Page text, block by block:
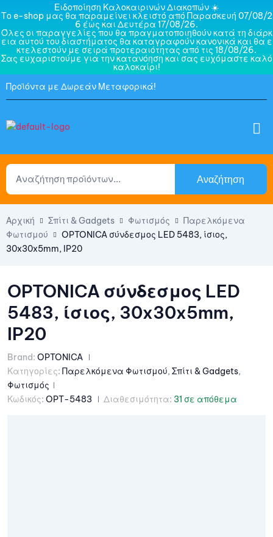
Ειδοποίηση Καλοκαιρινών Διακοπών ☀️
Το e-shop μας θα παραμείνει κλειστό από Παρασκευή 07/08/2
6 έως και Δευτέρα 17/08/26.
Όλες οι παραγγελίες που θα πραγματοποιηθούν κατά τη διάρκ
εια αυτού του διαστήματος θα καταγραφούν κανονικά και θα ε
κτελεστούν με σειρά προτεραιότητας από τις 18/08/26.
Σας ευχαριστούμε για την κατανόηση και σας ευχόμαστε καλό
καλοκαίρι!
Προϊόντα με Δωρεάν Μεταφορικά!
Αναζήτηση
Αρχική Σπίτι & Gadgets Φωτισμός
Παρελκόμενα
Φωτισμού
OPTONICA σύνδεσμος LED 5483, ίσιος,
30x30x5mm, IP20
OPTONICA σύνδεσμος LED
5483, ίσιος, 30x30x5mm,
IP20
Brand: OPTONICA
Κατηγορίες: Παρελκόμενα Φωτισμού, Σπίτι & Gadgets,
Φωτισμός
Κωδικός: OPT-5483 Διαθεσιμότητα: 31 σε απόθεμα